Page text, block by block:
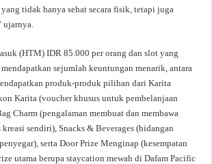
tidak hanya sehat secara fisik, tetapi juga
ujarnya.
(HTM) IDR 85.000 per orang dan slot yang
mendapatkan sejumlah keuntungan menarik, antara
produk-produk pilihan dari Karita
Karita (voucher khusus untuk pembelanjaan
Charm (pengalaman membuat dan membawa
sendiri), Snacks & Beverages (hidangan
serta Door Prize Menginap (kesempatan
utama berupa staycation mewah di Dafam Pacific